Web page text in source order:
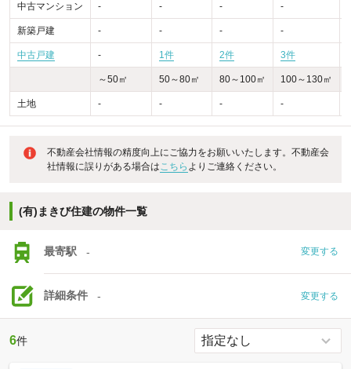
中古マンション - - - -
新築戸建 - - - -
中古戸建 - 1件 2件 3件
～50㎡ 50～80㎡ 80～100㎡ 100～130㎡
土地 - - - -
不動産会社情報の精度向上にご協力をお願いいたします。不動産会
社情報に誤りがある場合はこちら よりご連絡ください。
(有)まきび住建の物件一覧
最寄駅 - 変更する
詳細条件 - 変更する
6件